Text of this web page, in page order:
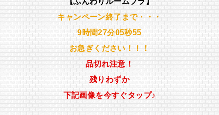
キャンペーン終了まで・・・
9時間27分04秒01
お急ぎください！！！
品切れ注意！
残りわずか
下記画像を今すぐタップ♪